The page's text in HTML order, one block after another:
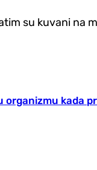
su kuvani
organizmu kada